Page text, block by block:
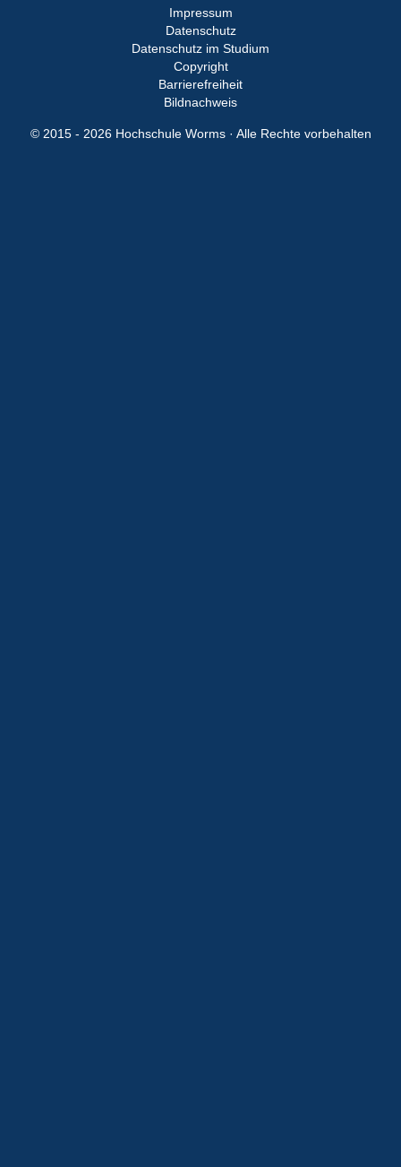
Impressum
Datenschutz
Datenschutz im Studium
Copyright
Barrierefreiheit
Bildnachweis
© 2015 - 2026 Hochschule Worms · Alle Rechte vorbehalten